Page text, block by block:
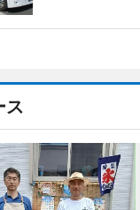
ス